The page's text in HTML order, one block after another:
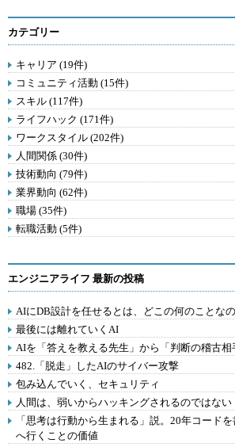
カテゴリー
キャリア (19件)
コミュニティ活動 (15件)
スキル (117件)
ライフハック (171件)
ワークスタイル (202件)
人間関係 (30件)
技術動向 (79件)
業界動向 (62件)
職場 (35件)
転職活動 (5件)
エンジニアライフ 最新の投稿
AIにDB設計を任せるとは、どこの何のことな
最後には離れていくAI
AIを「答えを教える先生」から「判断の稽古相
482.「脱走」したAIのサイバー攻撃
包み込んでいく、セキュリティ
人間は、弱いからハッキングされるのではない
「思考は行動から生まれる」説。20年コード
へ行くことの価値